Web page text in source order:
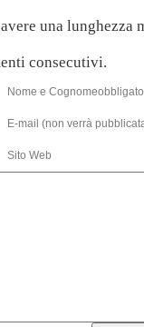
una lunghezza
consecutivi.
Nome e
E-mail (non verrà
Sito Web